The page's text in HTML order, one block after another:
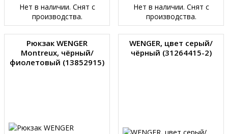
Нет в наличии. Снят с
производства.
Нет в наличии. Снят с
производства.
Рюкзак WENGER
Montreux, чёрный/
фиолетовый (13852915)
WENGER, цвет серый/
чёрный (31264415-2)